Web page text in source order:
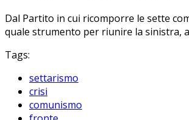
Dal Partito in cui ricomporre le sette
quale strumento per riunire la sinistra,
Tags:
settarismo
crisi
comunismo